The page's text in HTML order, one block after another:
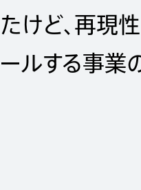
たけど、再
ールする事業